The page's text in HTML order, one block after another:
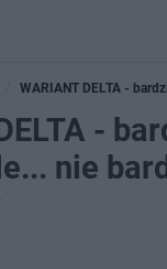
WARIANT DELTA -
-
nie